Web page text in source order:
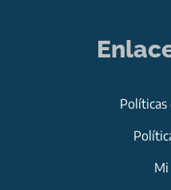
Políticas
Mi